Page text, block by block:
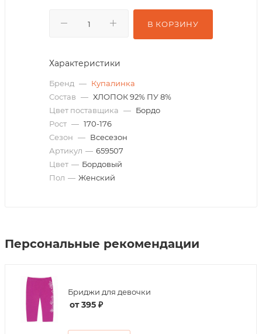
В КОРЗИНУ
Характеристики
Бренд — Купалинка
Состав — ХЛОПОК 92% ПУ 8%
Цвет поставщика — Бордо
Рост — 170-176
Сезон — Всесезон
Артикул — 659507
Цвет — Бордовый
Пол — Женский
Персональные рекомендации
Бриджи для девочки
от395 ₽